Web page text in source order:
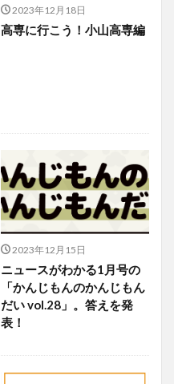
2023年12月18日
高専に行こう！小山高専編
2023年12月15日
ニュースがわかる1月号の
「かんじもんのかんじもん
だい vol.28」。答えを発
表！